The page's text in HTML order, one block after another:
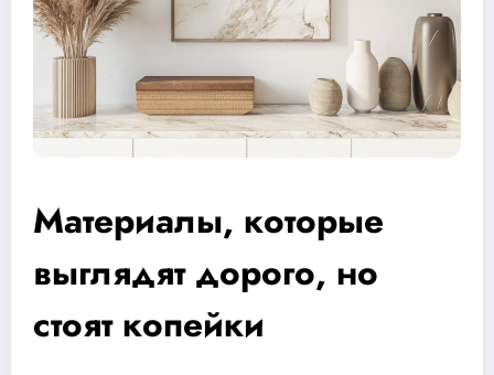
Материалы, которые
выглядят дорого, но
стоят копейки